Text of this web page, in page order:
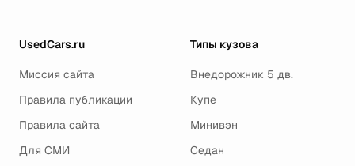
UsedCars.ru
Миссия сайта
Правила публикации
Правила сайта
Для СМИ
Типы кузова
Внедорожник 5 дв.
Купе
Минивэн
Седан